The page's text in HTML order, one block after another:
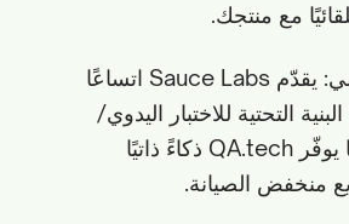
مع منتجك.
التبادل الرئيسي: يقدّم Sauce Labs اتساعًا
التحتية للاختبار اليدوي/
المُبرمج، بينما يوفّر QA.tech ذكاءً ذاتيًا
منخفض الصيانة.